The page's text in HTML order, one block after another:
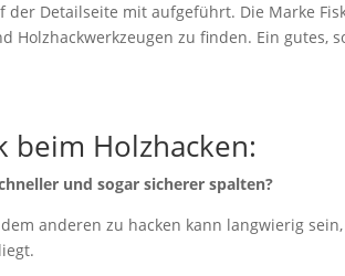
Detailseite mit aufgeführt. Die Marke
Holzhackwerkzeugen zu finden. Ein gutes,
Holzhacken:
und sogar sicherer spalten?
anderen zu hacken kann langwierig